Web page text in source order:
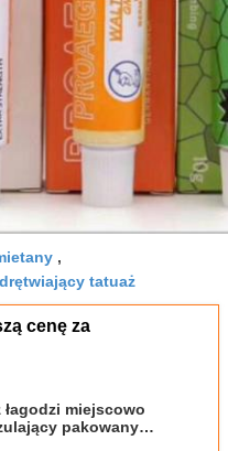
,
tatuaż
cenę za
łagodzi miejscowo
pakowany